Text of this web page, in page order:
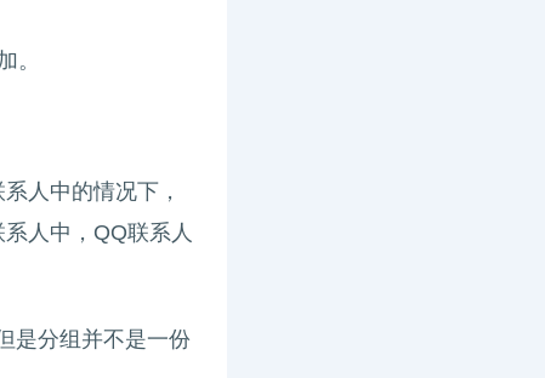
。
人中的情况下，
人中，QQ联系人
是分组并不是一份